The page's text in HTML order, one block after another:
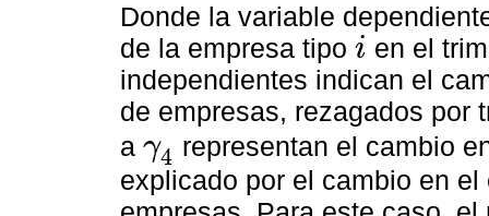
Donde la variable
de la empresa tipo i
i
en el
independientes indican el
de empresas, rezagados
a γ4
γ 4
representan el cambio
explicado por el cambio en